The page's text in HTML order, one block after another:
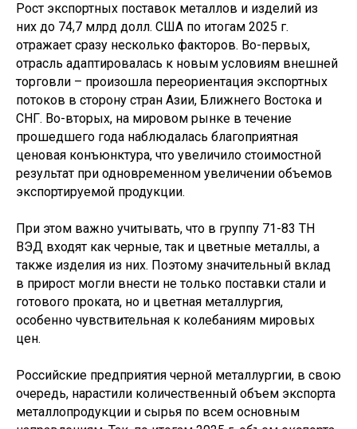
Рост экспортных поставок металлов и изделий из
них до 74,7 млрд долл. США по итогам 2025 г.
отражает сразу несколько факторов. Во-первых,
отрасль адаптировалась к новым условиям внешней
торговли – произошла переориентация экспортных
потоков в сторону стран Азии, Ближнего Востока и
СНГ. Во-вторых, на мировом рынке в течение
прошедшего года наблюдалась благоприятная
ценовая конъюнктура, что увеличило стоимостной
результат при одновременном увеличении объемов
экспортируемой продукции.
При этом важно учитывать, что в группу 71-83 ТН
ВЭД входят как черные, так и цветные металлы, а
также изделия из них. Поэтому значительный вклад
в прирост могли внести не только поставки стали и
готового проката, но и цветная металлургия,
особенно чувствительная к колебаниям мировых
цен.
Российские предприятия черной металлургии, в свою
очередь, нарастили количественный объем экспорта
металлопродукции и сырья по всем основным